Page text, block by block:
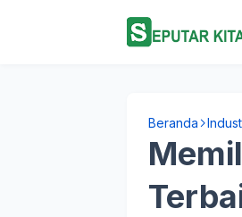
Beranda